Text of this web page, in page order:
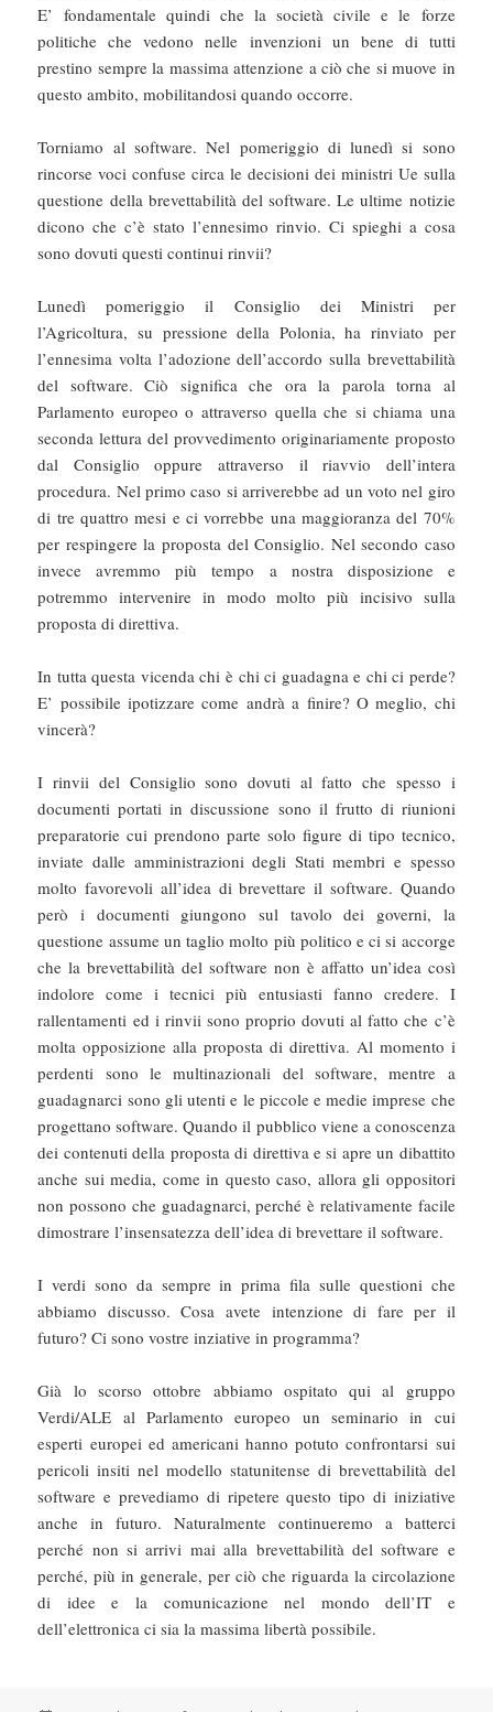
E’ fondamentale quindi che la società civile e le forze
politiche che vedono nelle invenzioni un bene di tutti
prestino sempre la massima attenzione a ciò che si muove in
questo ambito, mobilitandosi quando occorre.
Torniamo al software. Nel pomeriggio di lunedì si sono
rincorse voci confuse circa le decisioni dei ministri Ue sulla
questione della brevettabilità del software. Le ultime notizie
dicono che c’è stato l’ennesimo rinvio. Ci spieghi a cosa
sono dovuti questi continui rinvii?
Lunedì pomeriggio il Consiglio dei Ministri per
l’Agricoltura, su pressione della Polonia, ha rinviato per
l’ennesima volta l’adozione dell’accordo sulla brevettabilità
del software. Ciò significa che ora la parola torna al
Parlamento europeo o attraverso quella che si chiama una
seconda lettura del provvedimento originariamente proposto
dal Consiglio oppure attraverso il riavvio dell’intera
procedura. Nel primo caso si arriverebbe ad un voto nel giro
di tre quattro mesi e ci vorrebbe una maggioranza del 70%
per respingere la proposta del Consiglio. Nel secondo caso
invece avremmo più tempo a nostra disposizione e
potremmo intervenire in modo molto più incisivo sulla
proposta di direttiva.
In tutta questa vicenda chi è chi ci guadagna e chi ci perde?
E’ possibile ipotizzare come andrà a finire? O meglio, chi
vincerà?
I rinvii del Consiglio sono dovuti al fatto che spesso i
documenti portati in discussione sono il frutto di riunioni
preparatorie cui prendono parte solo figure di tipo tecnico,
inviate dalle amministrazioni degli Stati membri e spesso
molto favorevoli all’idea di brevettare il software. Quando
però i documenti giungono sul tavolo dei governi, la
questione assume un taglio molto più politico e ci si accorge
che la brevettabilità del software non è affatto un’idea così
indolore come i tecnici più entusiasti fanno credere. I
rallentamenti ed i rinvii sono proprio dovuti al fatto che c’è
molta opposizione alla proposta di direttiva. Al momento i
perdenti sono le multinazionali del software, mentre a
guadagnarci sono gli utenti e le piccole e medie imprese che
progettano software. Quando il pubblico viene a conoscenza
dei contenuti della proposta di direttiva e si apre un dibattito
anche sui media, come in questo caso, allora gli oppositori
non possono che guadagnarci, perché è relativamente facile
dimostrare l’insensatezza dell’idea di brevettare il software.
I verdi sono da sempre in prima fila sulle questioni che
abbiamo discusso. Cosa avete intenzione di fare per il
futuro? Ci sono vostre inziative in programma?
Già lo scorso ottobre abbiamo ospitato qui al gruppo
Verdi/ALE al Parlamento europeo un seminario in cui
esperti europei ed americani hanno potuto confrontarsi sui
pericoli insiti nel modello statunitense di brevettabilità del
software e prevediamo di ripetere questo tipo di iniziative
anche in futuro. Naturalmente continueremo a batterci
perché non si arrivi mai alla brevettabilità del software e
perché, più in generale, per ciò che riguarda la circolazione
di idee e la comunicazione nel mondo dell’IT e
dell’elettronica ci sia la massima libertà possibile.